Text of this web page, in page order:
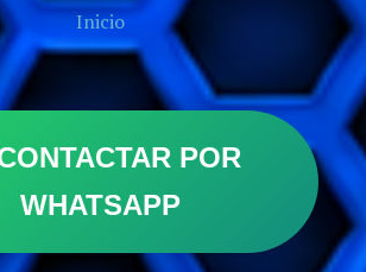
Inicio
POR
WHATSAPP